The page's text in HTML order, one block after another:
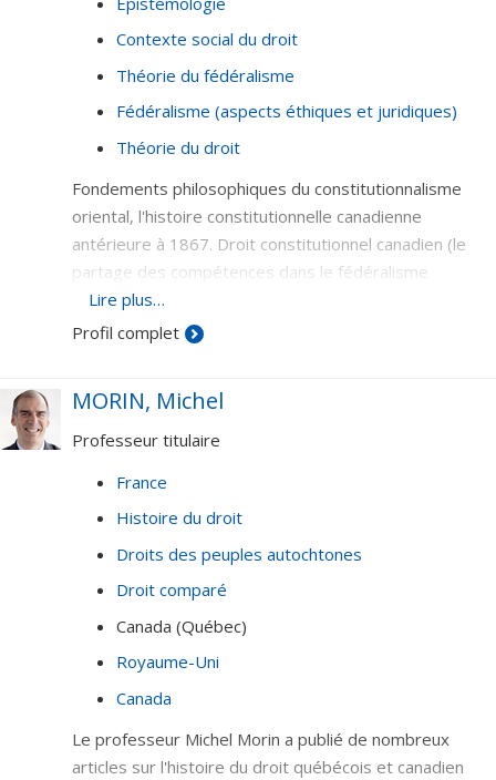
Contexte social du droit
Théorie du fédéralisme
Fédéralisme (aspects éthiques et juridiques)
Théorie du droit
Fondements philosophiques du constitutionnalisme
oriental, l'histoire constitutionnelle canadienne
antérieure à 1867. Droit constitutionnel canadien (le
partage des compétences dans le fédéralisme
canadien), histoire du droit canadien; les Autochtones
et le droit canadien.
Lire plus…
Profil complet
MORIN, Michel
Professeur titulaire
France
Histoire du droit
Droits des peuples autochtones
Droit comparé
Canada (Québec)
Royaume-Uni
Canada
Le professeur Michel Morin a publié de nombreux
articles sur l'histoire du droit québécois et canadien